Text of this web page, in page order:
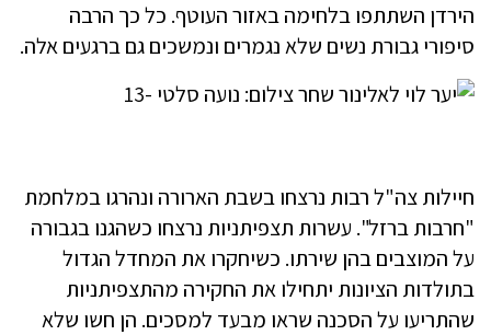
הירדן השתתפו בלחימה באזור העוטף. כל כך הרבה
סיפורי גבורת נשים שלא נגמרים ונמשכים גם ברגעים אלה.
חיילות צה"ל רבות נרצחו בשבת הארורה ונהרגו במלחמת
"חרבות ברזל". עשרות תצפיתניות נרצחו כשהגנו בגבורה
על המוצבים בהן שירתו. כשיחקרו את המחדל הגדול
בתולדות הציונות יתחילו את החקירה מהתצפיתניות
שהתריעו על הסכנה שראו מבעד למסכים. הן חשו שלא